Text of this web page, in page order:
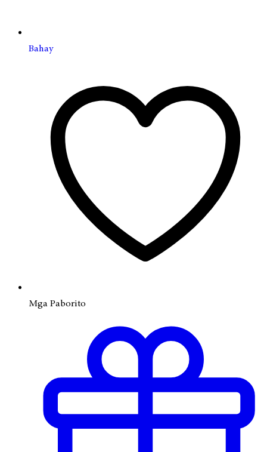
Bahay
Mga Paborito